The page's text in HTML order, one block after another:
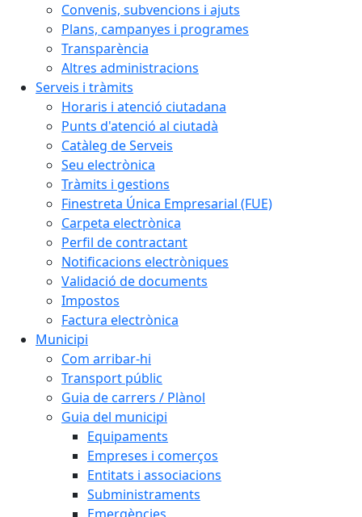
Convenis, subvencions i ajuts
Plans, campanyes i programes
Transparència
Altres administracions
Serveis i tràmits
Horaris i atenció ciutadana
Punts d'atenció al ciutadà
Catàleg de Serveis
Seu electrònica
Tràmits i gestions
Finestreta Única Empresarial (FUE)
Carpeta electrònica
Perfil de contractant
Notificacions electròniques
Validació de documents
Impostos
Factura electrònica
Municipi
Com arribar-hi
Transport públic
Guia de carrers / Plànol
Guia del municipi
Equipaments
Empreses i comerços
Entitats i associacions
Subministraments